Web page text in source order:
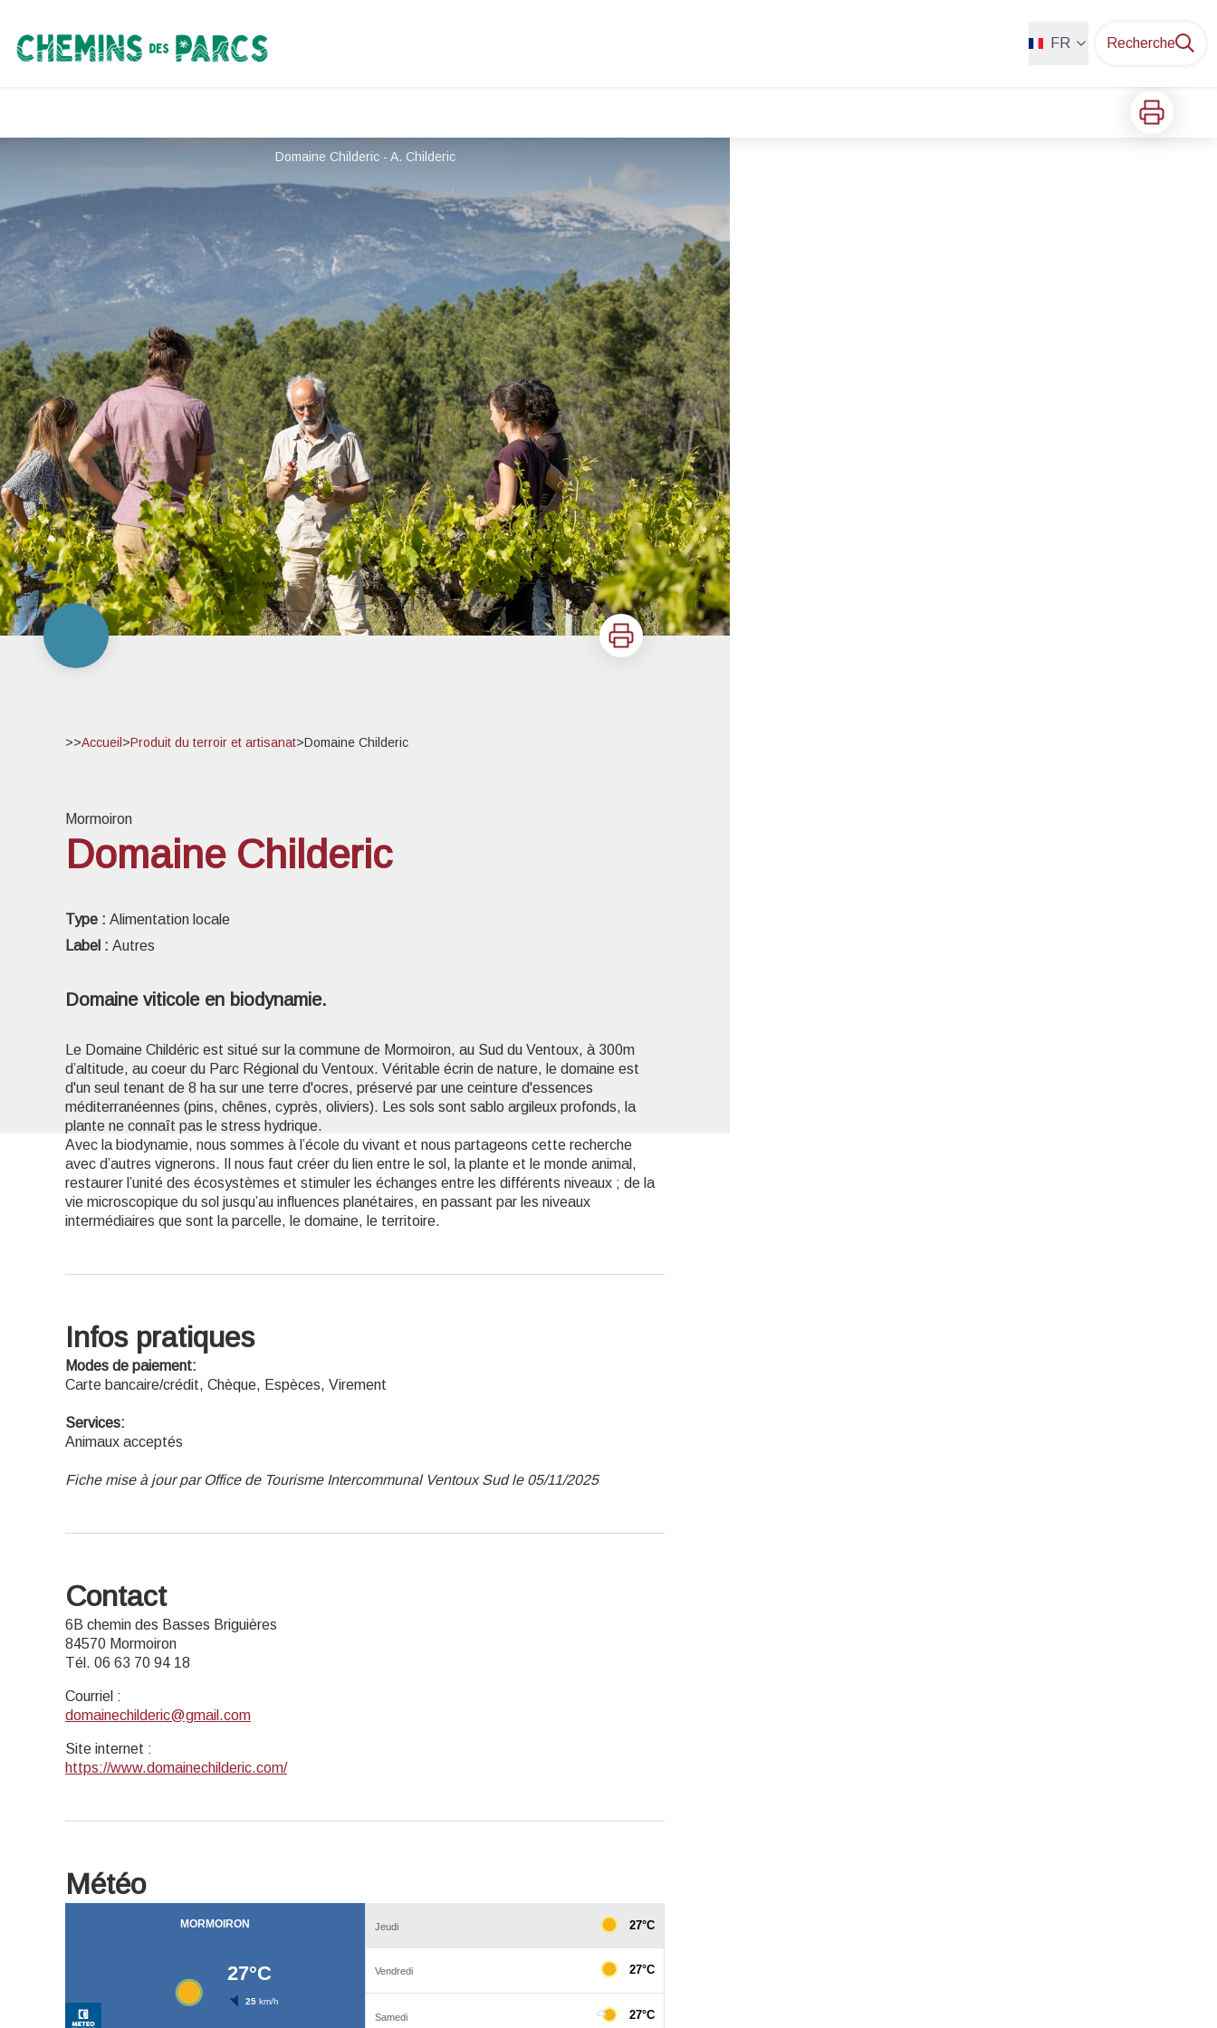
Chemins des Parcs FR Recherche
Imprimer
Domaine Childeric - A. Childeric
Imprimer
>>Accueil >Produit du terroir et artisanat>Domaine Childeric
Mormoiron
Domaine Childeric
Type : Alimentation locale
Label : Autres
Domaine viticole en biodynamie.
Le Domaine Childéric est situé sur la commune de Mormoiron, au Sud du Ventoux, à 300m
d’altitude, au coeur du Parc Régional du Ventoux. Véritable écrin de nature, le domaine est
d'un seul tenant de 8 ha sur une terre d'ocres, préservé par une ceinture d'essences
méditerranéennes (pins, chênes, cyprès, oliviers). Les sols sont sablo argileux profonds, la
plante ne connaît pas le stress hydrique.
Avec la biodynamie, nous sommes à l’école du vivant et nous partageons cette recherche
avec d’autres vignerons. Il nous faut créer du lien entre le sol, la plante et le monde animal,
restaurer l’unité des écosystèmes et stimuler les échanges entre les différents niveaux ; de la
vie microscopique du sol jusqu’au influences planétaires, en passant par les niveaux
intermédiaires que sont la parcelle, le domaine, le territoire.
Infos pratiques
Modes de paiement:
Carte bancaire/crédit, Chèque, Espèces, Virement
Services:
Animaux acceptés
Fiche mise à jour par Office de Tourisme Intercommunal Ventoux Sud le 05/11/2025
Contact
6B chemin des Basses Briguières
84570 Mormoiron
Tél. 06 63 70 94 18
Courriel :
domainechilderic@gmail.com
Site internet :
https://www.domainechilderic.com/
Météo